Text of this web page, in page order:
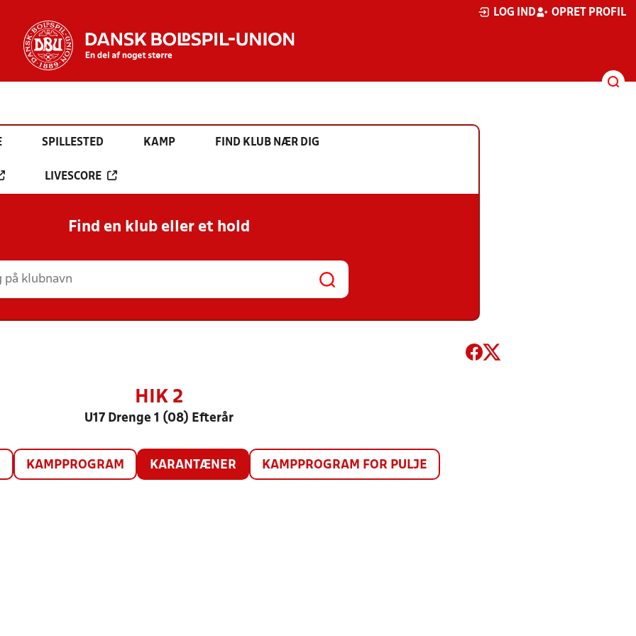
LOG IND OPRET PROFIL
SPILLESTED KAMP FIND KLUB NÆR DIG
LIVESCORE
Find en klub eller et hold
HIK 2
U17 Drenge 1 (08) Efterår
KAMPPROGRAM KARANTÆNER KAMPPROGRAM FOR PULJE